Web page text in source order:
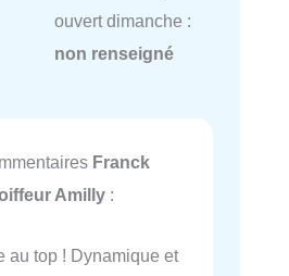
ouvert dimanche :
non renseigné
Franck
Amilly :
au top ! Dynamique et